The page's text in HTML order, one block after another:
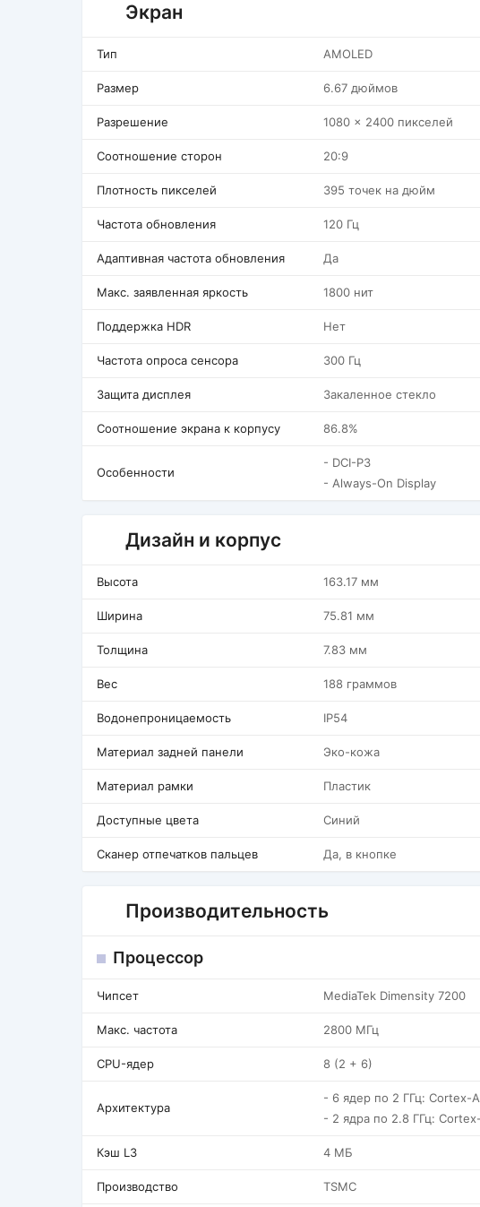
Экран
Тип AMOLED
Размер 6.67 дюймов
Разрешение 1080 x 2400 пикселей
Соотношение сторон 20:9
Плотность пикселей 395 точек на дюйм
Частота обновления 120 Гц
Адаптивная частота обновления Да
Макс. заявленная яркость 1800 нит
Поддержка HDR Нет
Частота опроса сенсора 300 Гц
Защита дисплея Закаленное стекло
Соотношение экрана к корпусу 86.8%
Особенности
- DCI-P3
- Always-On Display
Дизайн и корпус
Высота 163.17 мм
Ширина 75.81 мм
Толщина 7.83 мм
Вес 188 граммов
Водонепроницаемость IP54
Материал задней панели Эко-кожа
Материал рамки Пластик
Доступные цвета Синий
Сканер отпечатков пальцев Да, в кнопке
Производительность
Процессор
Чипсет MediaTek Dimensity 7200
Макс. частота 2800 МГц
CPU-ядер 8 (2 + 6)
Архитектура
- 6 ядер по 2 ГГц: Cortex-
- 2 ядра по 2.8 ГГц:
Кэш L3 4 МБ
Производство TSMC